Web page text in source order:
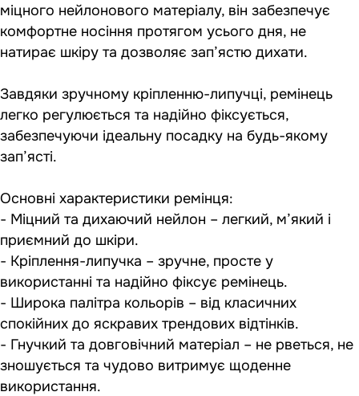
міцного нейлонового матеріалу, він забезпечує
комфортне носіння протягом усього дня, не
натирає шкіру та дозволяє зап’ястю дихати.
Завдяки зручному кріпленню-липучці, ремінець
легко регулюється та надійно фіксується,
забезпечуючи ідеальну посадку на будь-якому
зап’ясті.
Основні характеристики ремінця:
- Міцний та дихаючий нейлон – легкий, м’який і
приємний до шкіри.
- Кріплення-липучка – зручне, просте у
використанні та надійно фіксує ремінець.
- Широка палітра кольорів – від класичних
спокійних до яскравих трендових відтінків.
- Гнучкий та довговічний матеріал – не рветься, не
зношується та чудово витримує щоденне
використання.